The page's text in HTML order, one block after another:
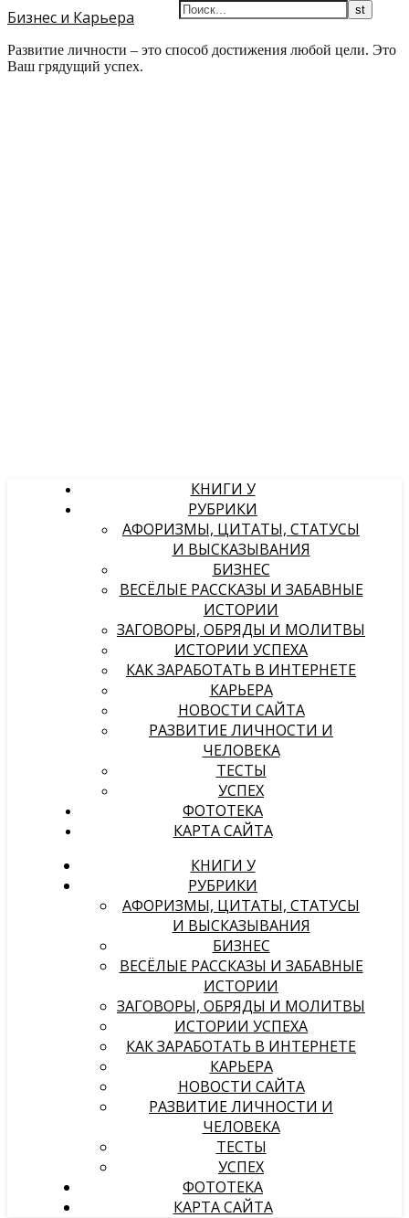
Бизнес и Карьера
Развитие личности – это способ достижения любой цели. Это
Ваш грядущий успех.
КНИГИ У
РУБРИКИ
АФОРИЗМЫ, ЦИТАТЫ, СТАТУСЫ
И ВЫСКАЗЫВАНИЯ
БИЗНЕС
ВЕСЁЛЫЕ РАССКАЗЫ И ЗАБАВНЫЕ
ИСТОРИИ
ЗАГОВОРЫ, ОБРЯДЫ И МОЛИТВЫ
ИСТОРИИ УСПЕХА
КАК ЗАРАБОТАТЬ В ИНТЕРНЕТЕ
КАРЬЕРА
НОВОСТИ САЙТА
РАЗВИТИЕ ЛИЧНОСТИ И
ЧЕЛОВЕКА
ТЕСТЫ
УСПЕХ
ФОТОТЕКА
КАРТА САЙТА
КНИГИ У
РУБРИКИ
АФОРИЗМЫ, ЦИТАТЫ, СТАТУСЫ
И ВЫСКАЗЫВАНИЯ
БИЗНЕС
ВЕСЁЛЫЕ РАССКАЗЫ И ЗАБАВНЫЕ
ИСТОРИИ
ЗАГОВОРЫ, ОБРЯДЫ И МОЛИТВЫ
ИСТОРИИ УСПЕХА
КАК ЗАРАБОТАТЬ В ИНТЕРНЕТЕ
КАРЬЕРА
НОВОСТИ САЙТА
РАЗВИТИЕ ЛИЧНОСТИ И
ЧЕЛОВЕКА
ТЕСТЫ
УСПЕХ
ФОТОТЕКА
КАРТА САЙТА